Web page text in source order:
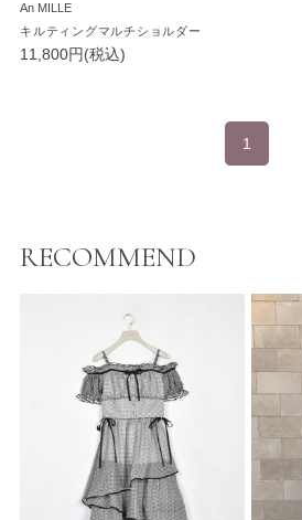
An MILLE
キルティングマルチショルダー
11,800円(税込)
1
RECOMMEND